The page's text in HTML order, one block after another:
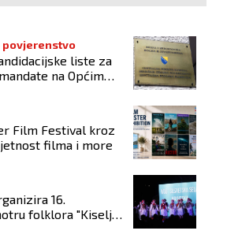
povjerenstvo
liste za
na Općim
Film Festival kroz
filma i more
16.
folklora "Kiseljak